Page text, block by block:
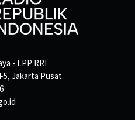
- LPP RRI
5, Jakarta Pusat.